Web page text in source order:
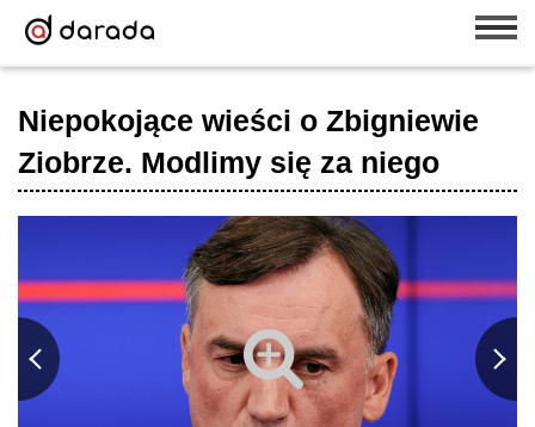
Niepokojące wieści o Zbigniewie
Ziobrze. Modlimy się za niego